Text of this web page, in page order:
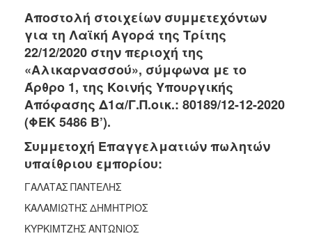
2019
2018
2017
2016
2015
2013
2012
2011
2010
2006
Αποστολή στοιχείων συμμετεχόντων
για τη Λαϊκή Αγορά της Τρίτης
22/12/2020 στην περιοχή της
«Αλικαρνασσού», σύμφωνα με το
Άρθρο 1, της Κοινής Υπουργικής
Απόφασης Δ1α/Γ.Π.οικ.: 80189/12-12-2020
(ΦΕΚ 5486 Β’).
Συμμετοχή Επαγγελματιών πωλητών
υπαίθριου εμπορίου:
ΓΑΛΑΤΑΣ ΠΑΝΤΕΛΗΣ
ΚΑΛΑΜΙΩΤΗΣ ΔΗΜΗΤΡΙΟΣ
ΚΥΡΚΙΜΤΖΗΣ ΑΝΤΩΝΙΟΣ